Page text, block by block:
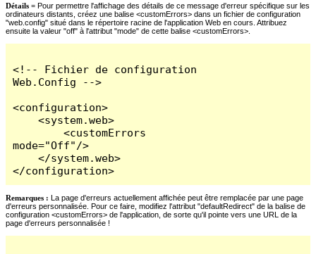
Détails = Pour permettre l'affichage des détails de ce message d'erreur spécifique sur les
ordinateurs distants, créez une balise <customErrors> dans un fichier de configuration
"web.config" situé dans le répertoire racine de l'application Web en cours. Attribuez
ensuite la valeur "off" à l'attribut "mode" de cette balise <customErrors>.
<!-- Fichier de configuration
Web.Config -->
<configuration>
    <system.web>
        <customErrors
mode="Off"/>
    </system.web>
</configuration>
Remarques : La page d'erreurs actuellement affichée peut être remplacée par une page
d'erreurs personnalisée. Pour ce faire, modifiez l'attribut "defaultRedirect" de la balise de
configuration <customErrors> de l'application, de sorte qu'il pointe vers une URL de la
page d'erreurs personnalisée !